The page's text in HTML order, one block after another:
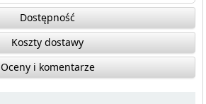
Dostępność
Koszty dostawy
Oceny i komentarze